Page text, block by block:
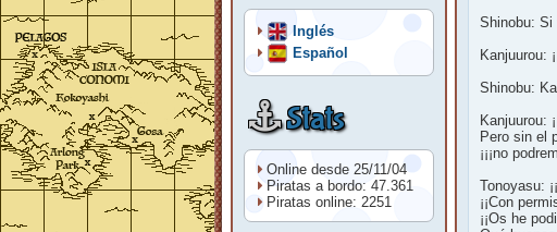
Inglés
Español
Stats
Online desde 25/11/04
Piratas a bordo: 47.361
Piratas online: 2251
Shinobu: Si
Kanjuurou:
Shinobu:
Kanjuurou:
Pero sin el
¡¡¡no
Tonoyasu:
¡¡Con
¡¡Os he